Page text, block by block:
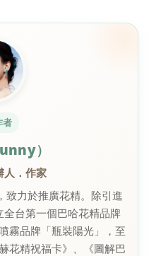
者
）
人．作家
致力於推廣花精。除引進
台第一個巴哈花精品牌
霧品牌「瓶裝陽光」，至
花精祝福卡》、《圖解巴